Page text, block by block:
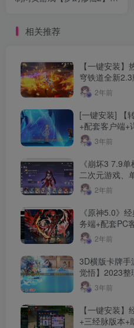
+修改教程
相关推荐
【一键安装
穹铁道全新
动+免虚拟机
2年前
[一键安装] 【
+配套客户端+
文件3年前
《崩坏3 7.9
二次元游戏、
限资源、附带
2年前
《原神5.0》
务端+配套PC
文件2年前
3D横版卡牌手
觉悟】2023
对接+安卓苹
+代理后台
3年前
【一键安装
+三经脉版本+